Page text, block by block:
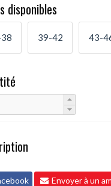
disponibles
39-42 43-
Envoyer à un